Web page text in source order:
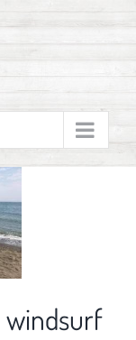
windsurf